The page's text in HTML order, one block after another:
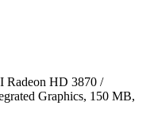
Radeon HD 3870 /
Graphics, 150 MB,